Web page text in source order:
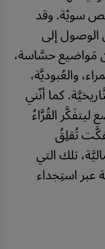
سويًة. وقد
إلى
مَواضيع حسَّاسة،
والعُبوديَّة،
كما أنّني
القُرَّاءُ
تُقلِقُ
تلك التي
عبر استِجداء